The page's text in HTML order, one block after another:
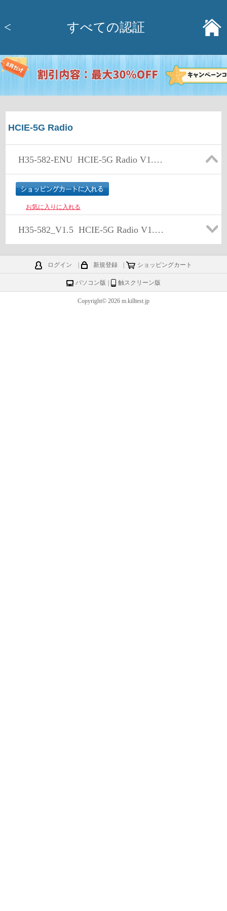
< すべての認証
HCIE-5G Radio
H35-582-ENU HCIE-5G Radio V1.5 (Written)
お気に入りに入れる
H35-582_V1.5 HCIE-5G Radio V1.5 (Written)
ログイン 新規登録 ショッピングカート
パソコン版 触スクリーン版
Copyright© 2026 m.killtest.jp